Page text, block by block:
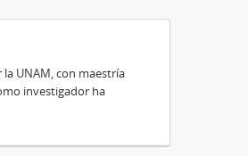
UNAM, con maestría
investigador ha